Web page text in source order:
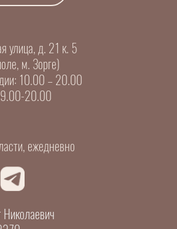
улица, д. 21 к. 5
м. Зорге)
10.00 – 20.00
20.00
ежедневно